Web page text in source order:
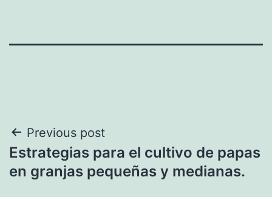
Navegación
de
Previous post
Estrategias para el cultivo de papas
en granjas pequeñas y medianas.